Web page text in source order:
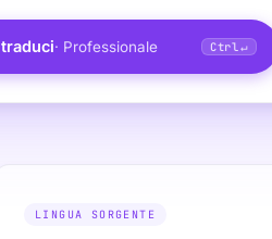
traduci· Professionale Ctrl↵
LINGUA SORGENTE